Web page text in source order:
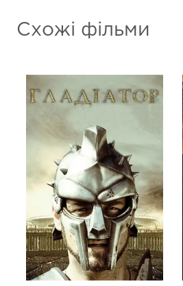
Схожі фільми